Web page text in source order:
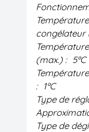
congélateur
(max.) : 5ºC
: 1ºC
Type de
Type de